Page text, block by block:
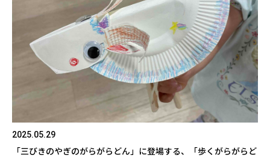
2025.05.29
「三びきのやぎのがらがらどん」に登場する、「歩くがらがらど